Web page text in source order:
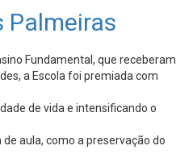
Palmeiras
Fundamental, que receberam
a Escola foi premiada com
de vida e intensificando o
aula, como a preservação do